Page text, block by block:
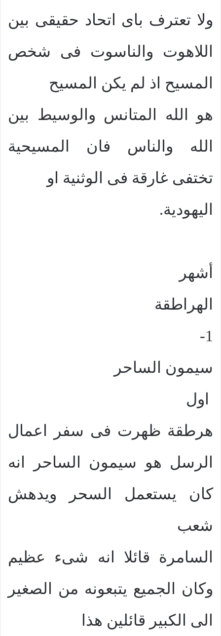
ولا تعترف باى اتحاد حقيقى بين
اللاهوت والناسوت فى شخص
المسيح اذ لم يكن المسيح
هو الله المتانس والوسيط بين
الله والناس فان المسيحية
تختفى غارقة فى الوثنية او
اليهودية.
أشهر
الهراطقة
1-
سيمون الساحر
اول
هرطقة ظهرت فى سفر اعمال
الرسل هو سيمون الساحر انه
كان يستعمل السحر ويدهش
شعب
السامرة قائلا انه شىء عظيم
وكان الجميع يتبعونه من الصغير
الى الكبير قائلين هذا